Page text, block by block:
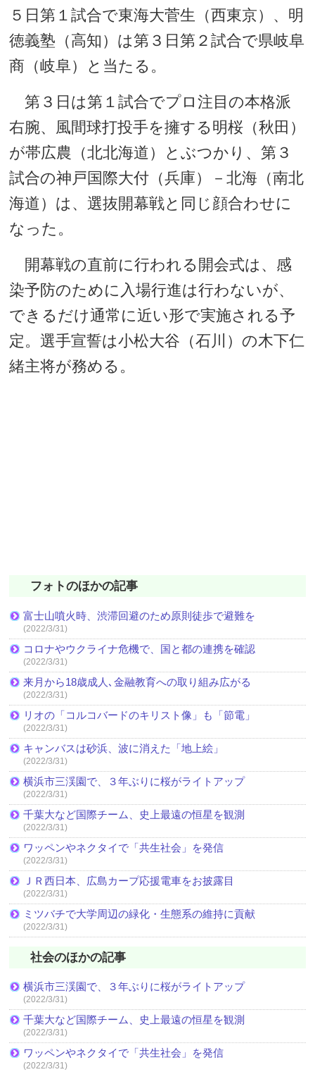
５日第１試合で東海大菅生（西東京）、明
徳義塾（高知）は第３日第２試合で県岐阜
商（岐阜）と当たる。
第３日は第１試合でプロ注目の本格派
右腕、風間球打投手を擁する明桜（秋田）
が帯広農（北北海道）とぶつかり、第３
試合の神戸国際大付（兵庫）－北海（南北
海道）は、選抜開幕戦と同じ顔合わせに
なった。
開幕戦の直前に行われる開会式は、感
染予防のために入場行進は行わないが、
できるだけ通常に近い形で実施される予
定。選手宣誓は小松大谷（石川）の木下仁
緒主将が務める。
フォトのほかの記事
富士山噴火時、渋滞回避のため原則徒歩で避難を
(2022/3/31)
コロナやウクライナ危機で、国と都の連携を確認
(2022/3/31)
来月から18歳成人､金融教育への取り組み広がる
(2022/3/31)
リオの「コルコバードのキリスト像」も「節電」
(2022/3/31)
キャンバスは砂浜、波に消えた「地上絵」
(2022/3/31)
横浜市三渓園で、３年ぶりに桜がライトアップ
(2022/3/31)
千葉大など国際チーム、史上最遠の恒星を観測
(2022/3/31)
ワッペンやネクタイで「共生社会」を発信
(2022/3/31)
ＪＲ西日本、広島カープ応援電車をお披露目
(2022/3/31)
ミツバチで大学周辺の緑化・生態系の維持に貢献
(2022/3/31)
社会のほかの記事
横浜市三渓園で、３年ぶりに桜がライトアップ
(2022/3/31)
千葉大など国際チーム、史上最遠の恒星を観測
(2022/3/31)
ワッペンやネクタイで「共生社会」を発信
(2022/3/31)